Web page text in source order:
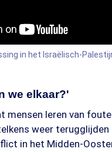
in het Israëlisch-
we elkaar?'
mensen leren van
weer terugglijden
in het Midden-